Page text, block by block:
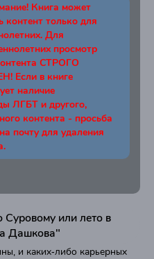
Книга может
контент только для
Для
просмотр
СТРОГО
Если в книге
наличие
ЛГБТ и другого,
контента - просьба
почту для удаления
или лето в
Дашкова"
и каких‑либо карьерных